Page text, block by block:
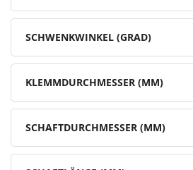
SCHWENKWINKEL (GRAD)
KLEMMDURCHMESSER (MM)
SCHAFTDURCHMESSER (MM)